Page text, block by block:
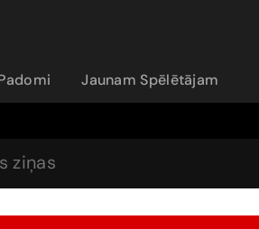
Jaunam Spēlētājam
ziņas